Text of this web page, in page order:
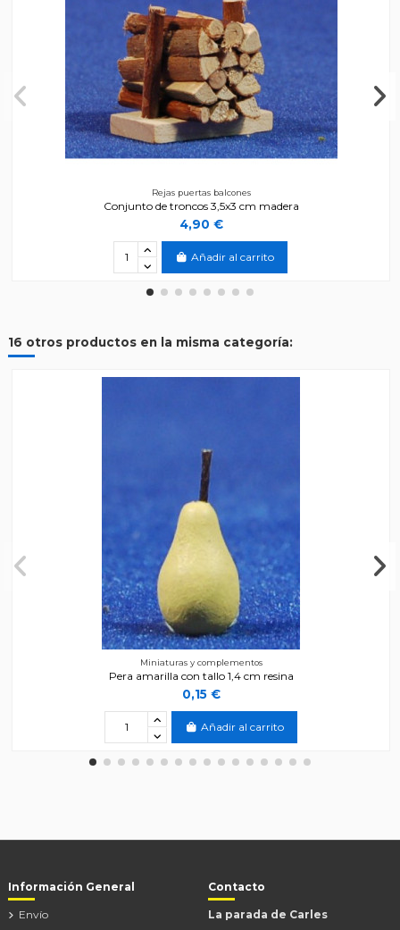
Rejas puertas balcones
Conjunto de troncos 3,5x3 cm madera
4,90 €
Añadir al carrito
16 otros productos en la misma categoría:
Miniaturas y complementos
Pera amarilla con tallo 1,4 cm resina
0,15 €
Añadir al carrito
Información General
Envío
Contacto
La parada de Carles